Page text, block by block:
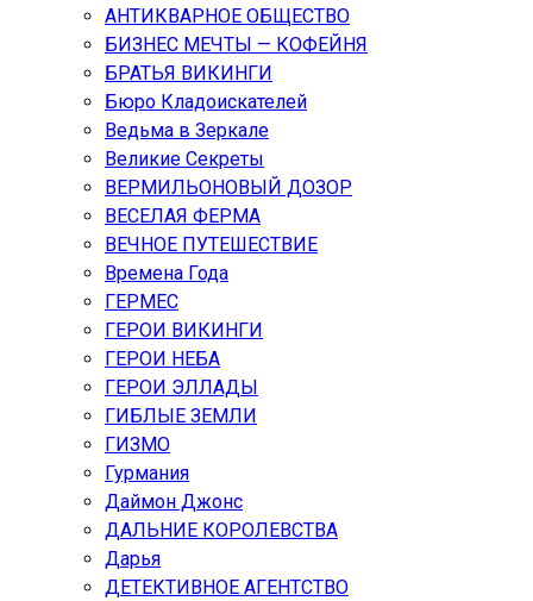
АНТИКВАРНОЕ ОБЩЕСТВО
БИЗНЕС МЕЧТЫ — КОФЕЙНЯ
БРАТЬЯ ВИКИНГИ
Бюро Кладоискателей
Ведьма в Зеркале
Великие Секреты
ВЕРМИЛЬОНОВЫЙ ДОЗОР
ВЕСЕЛАЯ ФЕРМА
ВЕЧНОЕ ПУТЕШЕСТВИЕ
Времена Года
ГЕРМЕС
ГЕРОИ ВИКИНГИ
ГЕРОИ НЕБА
ГЕРОИ ЭЛЛАДЫ
ГИБЛЫЕ ЗЕМЛИ
ГИЗМО
Гурмания
Даймон Джонс
ДАЛЬНИЕ КОРОЛЕВСТВА
Дарья
ДЕТЕКТИВНОЕ АГЕНТСТВО